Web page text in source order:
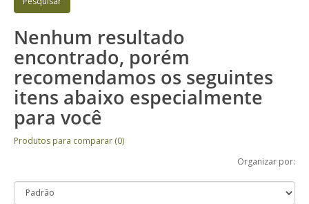
Nenhum resultado
encontrado, porém
recomendamos os seguintes
itens abaixo especialmente
para você
Produtos para comparar (0)
Organizar por: